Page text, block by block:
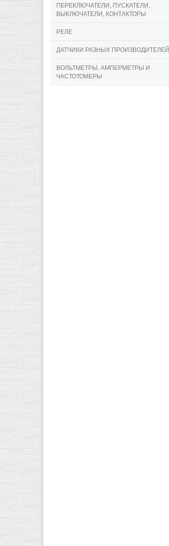
ПЕРЕКЛЮЧАТЕЛИ, ПУСКАТЕЛИ,
ВЫКЛЮЧАТЕЛИ, КОНТАКТОРЫ
РЕЛЕ
ДАТЧИКИ РАЗНЫХ ПРОИЗВОДИТЕЛЕЙ
ВОЛЬТМЕТРЫ, АМПЕРМЕТРЫ И
ЧАСТОТОМЕРЫ